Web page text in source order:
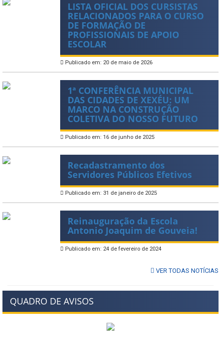
LISTA OFICIAL DOS CURSISTAS
RELACIONADOS PARA O CURSO
DE FORMAÇÃO DE
PROFISSIONAIS DE APOIO
ESCOLAR
Publicado em: 20 de maio de 2026
1ª CONFERÊNCIA MUNICIPAL
DAS CIDADES DE XEXÉU: UM
MARCO NA CONSTRUÇÃO
COLETIVA DO NOSSO FUTURO
Publicado em: 16 de junho de 2025
Recadastramento dos
Servidores Públicos Efetivos
Publicado em: 31 de janeiro de 2025
Reinauguração da Escola
Antonio Joaquim de Gouveia!
Publicado em: 24 de fevereiro de 2024
VER TODAS NOTÍCIAS
QUADRO DE AVISOS